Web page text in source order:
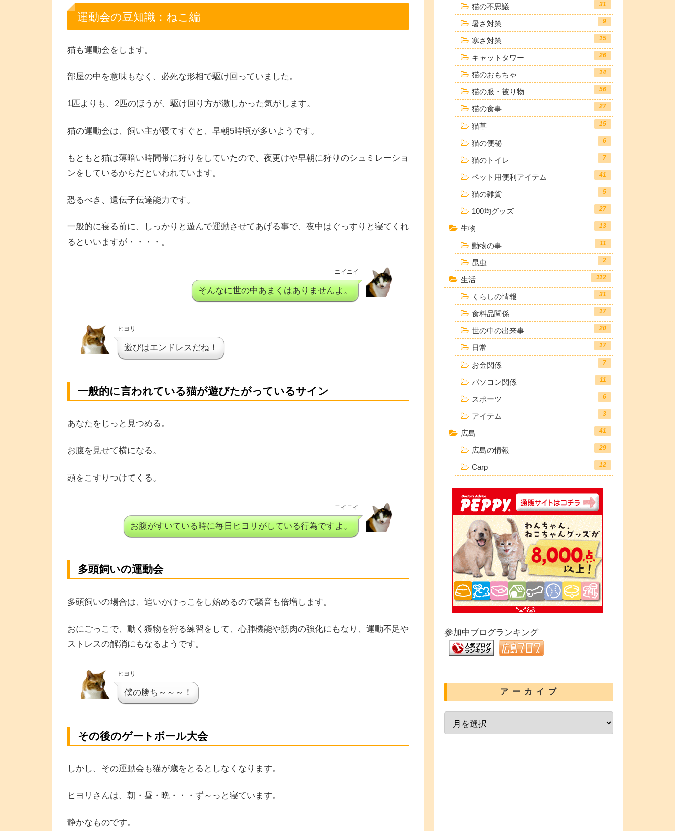
運動会の豆知識：ねこ編
猫も運動会をします。
部屋の中を意味もなく、必死な形相で駆け回っていました。
1匹よりも、2匹のほうが、駆け回り方が激しかった気がします。
猫の運動会は、飼い主が寝てすぐと、早朝5時頃が多いようです。
もともと猫は薄暗い時間帯に狩りをしていたので、夜更けや早朝に狩りのシュミレーショ
ンをしているからだといわれています。
恐るべき、遺伝子伝達能力です。
一般的に寝る前に、しっかりと遊んで運動させてあげる事で、夜中はぐっすりと寝てくれ
るといいますが・・・・。
ニイニイ
そんなに世の中あまくはありませんよ。
ヒヨリ
遊びはエンドレスだね！
一般的に言われている猫が遊びたがっているサイン
あなたをじっと見つめる。
お腹を見せて横になる。
頭をこすりつけてくる。
ニイニイ
お腹がすいている時に毎日ヒヨリがしている行為ですよ。
多頭飼いの運動会
多頭飼いの場合は、追いかけっこをし始めるので騒音も倍増します。
おにごっこで、動く獲物を狩る練習をして、心肺機能や筋肉の強化にもなり、運動不足や
ストレスの解消にもなるようです。
ヒヨリ
僕の勝ち～～～！
その後のゲートボール大会
しかし、その運動会も猫が歳をとるとしなくなります。
ヒヨリさんは、朝・昼・晩・・・ず～っと寝ています。
静かなものです。
猫の不思議 31
暑さ対策 9
寒さ対策 15
キャットタワー 26
猫のおもちゃ 14
猫の服・被り物 56
猫の食事 27
猫草 15
猫の便秘 6
猫のトイレ 7
ペット用便利アイテム 41
猫の雑貨 5
100均グッズ 27
生物 13
動物の事 11
昆虫 2
生活 112
くらしの情報 31
食料品関係 17
世の中の出来事 20
日常 17
お金関係 7
パソコン関係 11
スポーツ 6
アイテム 3
広島 41
広島の情報 29
Carp 12
参加中ブログランキング
アーカイブ